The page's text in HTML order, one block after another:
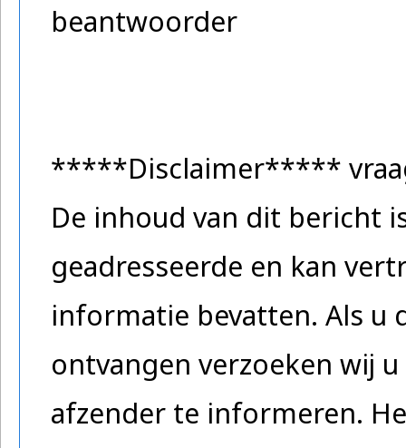
beantwoorder
*****Disclaimer*****
De inhoud van dit bericht
geadresseerde en kan
informatie bevatten. Als
ontvangen verzoeken wij
afzender te informeren.